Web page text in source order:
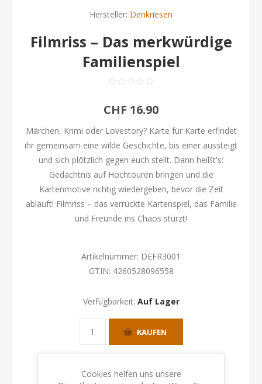
Hersteller: Denkriesen
Filmriss – Das merkwürdige
Familienspiel
CHF 16.90
Märchen, Krimi oder Lovestory? Karte für Karte erfindet
ihr gemeinsam eine wilde Geschichte, bis einer aussteigt
und sich plötzlich gegen euch stellt. Dann heißt's:
Gedächtnis auf Hochtouren bringen und die
Kartenmotive richtig wiedergeben, bevor die Zeit
abläuft! Filmriss – das verrückte Kartenspiel, das Familie
und Freunde ins Chaos stürzt!
Artikelnummer: DEFR3001
GTIN: 4260528096558
Verfügbarkeit: Auf Lager
KAUFEN
Cookies helfen uns unsere